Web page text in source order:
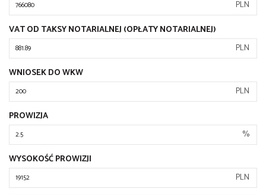
PLN
VAT OD TAKSY NOTARIALNEJ (OPŁATY NOTARIALNEJ)
PLN
WNIOSEK DO WKW
PLN
PROWIZJA
%
WYSOKOŚĆ PROWIZJI
PLN